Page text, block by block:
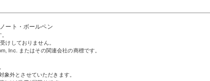
ート・ボールペン
けしておりません。
Inc. またはその関連会社の商標です。
外とさせていただきます。